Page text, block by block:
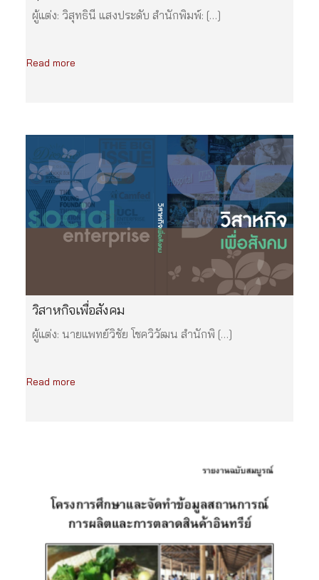
ผู้แต่ง: วิสุทธินี แสงประดับ สำนักพิมพ์: […]
Read more
วิสาหกิจเพื่อสังคม
ผู้แต่ง: นายแพทย์วิชัย โชควิวัฒน สำนักพิ […]
Read more